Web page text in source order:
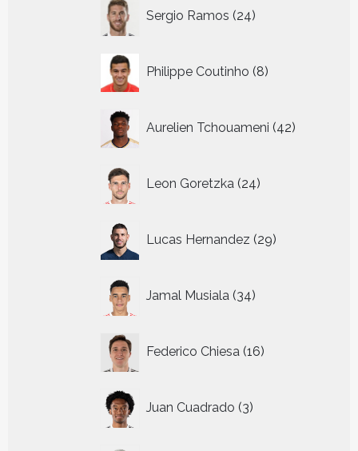
Sergio Ramos 24
producten
Philippe Coutinho 8
producten
Aurelien Tchouameni 42
producten
Leon Goretzka 24
producten
Lucas Hernandez 29
producten
Jamal Musiala 34
producten
Federico Chiesa 16
producten
Juan Cuadrado 3
producten